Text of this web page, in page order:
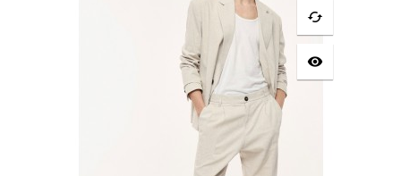
cached
visibility